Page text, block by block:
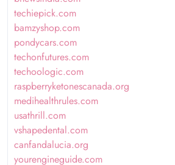
techiepick.com
bamzyshop.com
pondycars.com
techonfutures.com
techoologic.com
raspberryketonescanada.org
medihealthrules.com
usathrill.com
vshapedental.com
canfandalucia.org
yourengineguide.com